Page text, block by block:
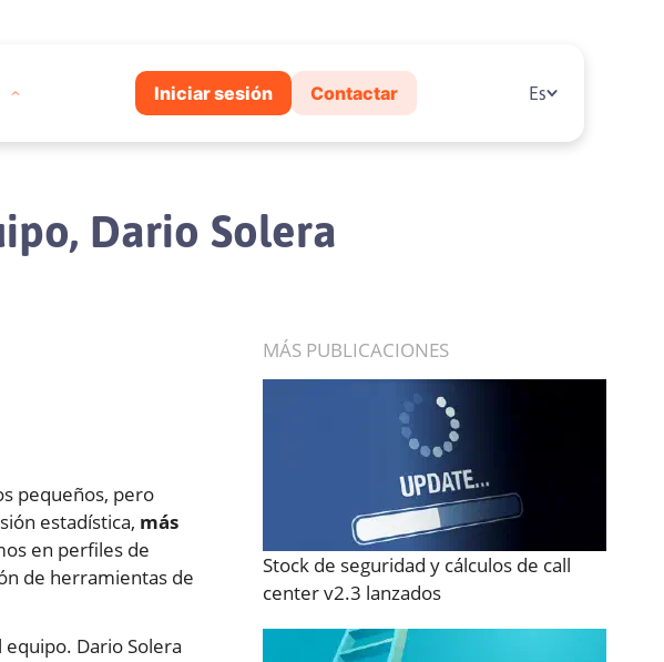
Iniciar sesión Contactar Es
Dario Solera
pequeños, pero
estadística, más
en perfiles de
de herramientas de
Dario Solera
MÁS PUBLICACIONES
Stock de seguridad y cálculos de call
center v2.3 lanzados